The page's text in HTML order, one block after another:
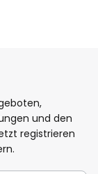
und den
registrieren